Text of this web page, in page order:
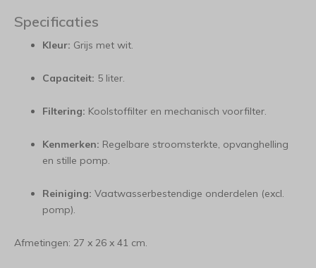
Specificaties
Kleur: Grijs met wit.
Capaciteit: 5 liter.
Filtering: Koolstoffilter en mechanisch voorfilter.
Kenmerken: Regelbare stroomsterkte, opvanghelling
en stille pomp.
Reiniging: Vaatwasserbestendige onderdelen (excl.
pomp).
Afmetingen: 27 x 26 x 41 cm.